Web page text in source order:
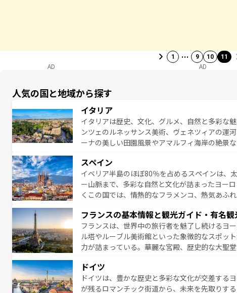
1 … 9 10 11
AD AD
人気の国と地域から探す
イタリア
イタリアは歴史、文化、グルメ、自然と多彩な魅
ンツェのルネッサンス美術、ヴェネツィアの運
ーナの美しい田園風景やアマルフィ海岸の絶景
夜眠るまで、すべての瞬間を楽しませてくれる
なお、新着のイタリア情報はコンテンツ一覧を
スペイン
イベリア半島のほぼ80％を占めるスペインは、
ー山脈まで、多彩な自然と文化が詰まったヨー
くこの国では、情熱的なフラメンコ、熱気あふ
ら、地方では古代ローマ遺跡や中世の城塞都市
せる。地方によって風土や気候が異なるスペインは
新着のスペイン情報はコンテンツ一覧を参照し
フランスの基本情報と観光ガイド・有名観
フランスは、世界中の旅行者を魅了し続けるヨ
ル塔やルーブル美術館といった象徴的なスポッ
力が詰まっている。華麗な宮殿、歴史的な大聖
無形文化遺産にも登録されている。シャンパン
いラベンダー畑など、多彩な楽しみ方が可能だ
り、どの街角にも豊かな歴史と文化が息づいて
ドイツ
ドイツは、豊かな歴史と多彩な文化が交差する
が残るロマンチック街道から、未来を先取りす